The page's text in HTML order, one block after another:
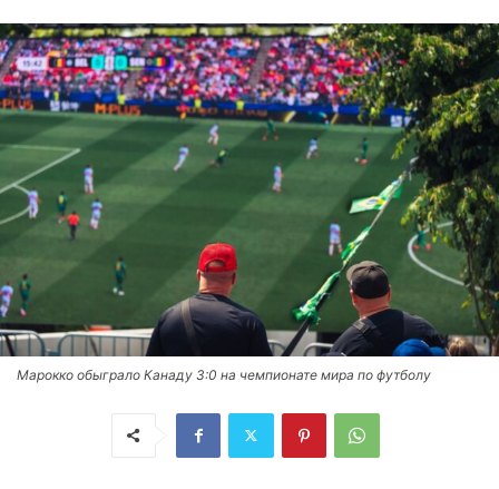
Марокко обыграло Канаду 3:0 на чемпионате мира по футболу